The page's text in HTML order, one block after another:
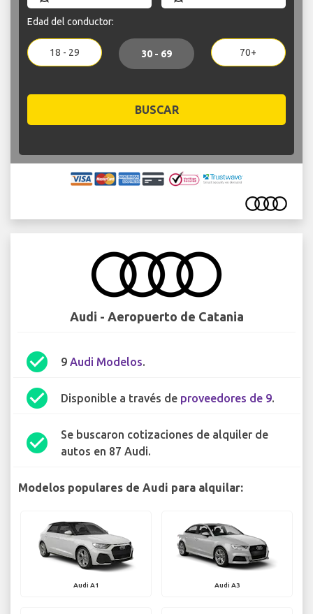
Edad del conductor:
18 - 29 30 - 69 70+
BUSCAR
Audi - Aeropuerto de Catania
check_circle 9 Audi Modelos.
check_circle Disponible a través de proveedores de 9.
check_circle
Se buscaron cotizaciones de alquiler de
autos en 87 Audi.
Modelos populares de Audi para alquilar:
Audi A1 Audi A3